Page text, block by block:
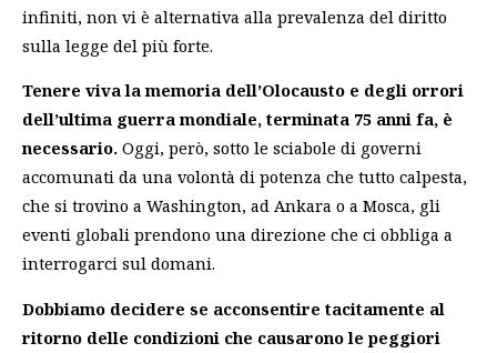
infiniti, non vi è alternativa alla prevalenza del diritto
sulla legge del più forte.
Tenere viva la memoria dell’Olocausto e degli orrori
dell’ultima guerra mondiale, terminata 75 anni fa, è
necessario. Oggi, però, sotto le sciabole di governi
accomunati da una volontà di potenza che tutto calpesta,
che si trovino a Washington, ad Ankara o a Mosca, gli
eventi globali prendono una direzione che ci obbliga a
interrogarci sul domani.
Dobbiamo decidere se acconsentire tacitamente al
ritorno delle condizioni che causarono le peggiori